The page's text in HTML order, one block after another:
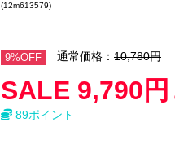
(12m613579)
9%OFF 通常価格： 10,780円
SALE 9,790円
89ポイント